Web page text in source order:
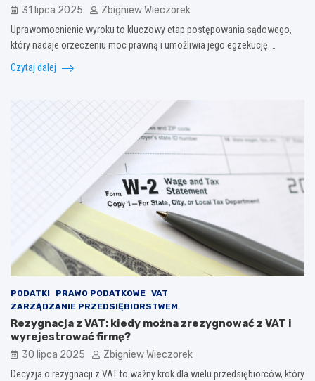
31 lipca 2025 Zbigniew Wieczorek
Uprawomocnienie wyroku to kluczowy etap postępowania sądowego,
który nadaje orzeczeniu moc prawną i umożliwia jego egzekucję.…
Czytaj dalej
PODATKI PRAWO PODATKOWE VAT
ZARZĄDZANIE PRZEDSIĘBIORSTWEM
Rezygnacja z VAT: kiedy można zrezygnować z VAT i
wyrejestrować firmę?
30 lipca 2025 Zbigniew Wieczorek
Decyzja o rezygnacji z VAT to ważny krok dla wielu przedsiębiorców, który